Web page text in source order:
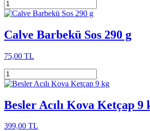
Calve Barbekü Sos 290 g
75,00 TL
Besler Acılı Kova Ketçap 9
399,00 TL